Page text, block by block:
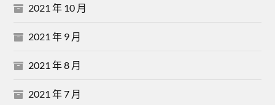
2021 年 10 月
2021 年 9 月
2021 年 8 月
2021 年 7 月